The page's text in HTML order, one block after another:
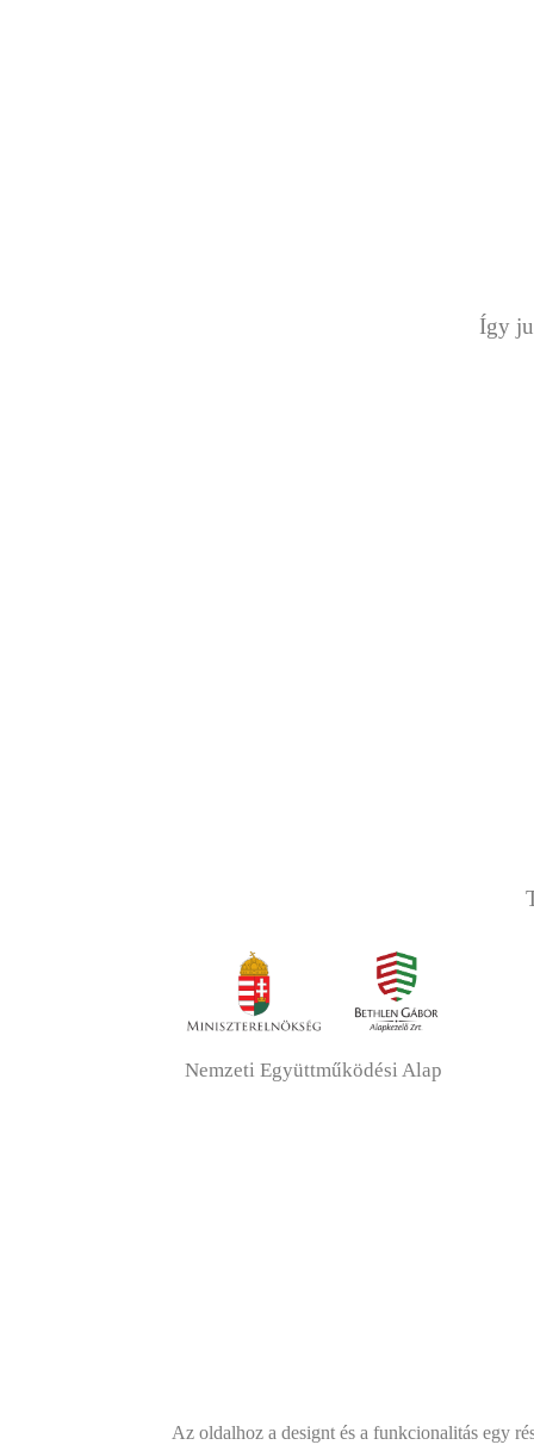
Így
Nemzeti Együttműködési Alap
Az oldalhoz a designt és a funkcionalitás egy